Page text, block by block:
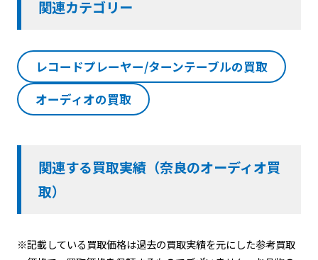
関連カテゴリー
レコードプレーヤー/ターンテーブルの買取
オーディオの買取
関連する買取実績（奈良のオーディオ買
取）
※記載している買取価格は過去の買取実績を元にした参考買取